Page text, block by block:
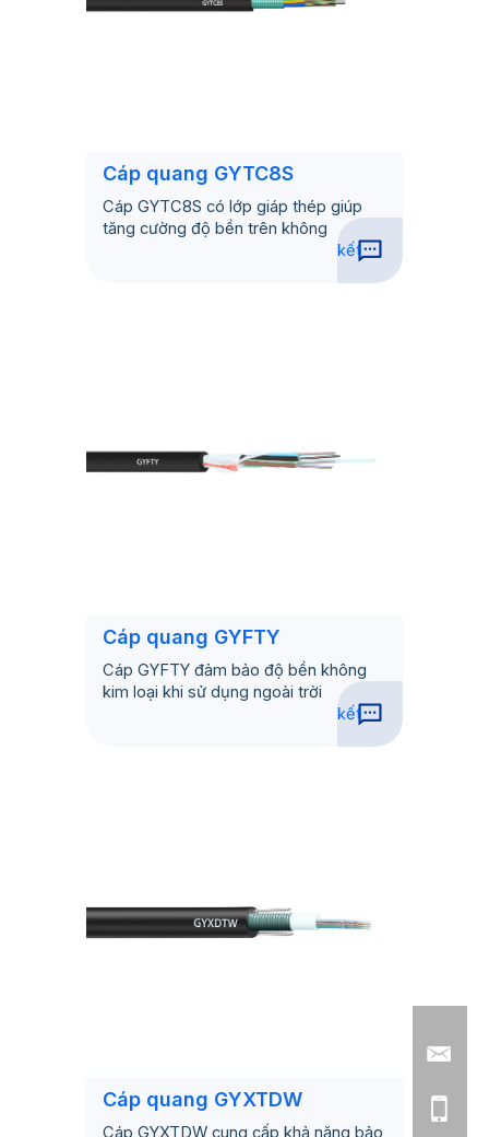
Cáp quang GYTC8S
Cáp GYTC8S có lớp giáp thép giúp
tăng cường độ bền trên không
kết
Cáp quang GYFTY
Cáp GYFTY đảm bảo độ bền không
kim loại khi sử dụng ngoài trời
kết
Cáp quang GYXTDW